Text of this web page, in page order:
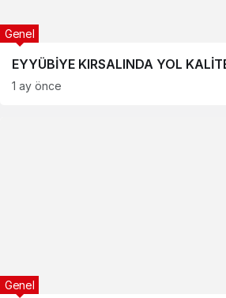
EYYÜBİYE KIRSALINDA YOL
Genel
1 ay önce
Genel